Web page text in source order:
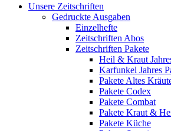
Unsere Zeitschriften
Gedruckte Ausgaben
Einzelhefte
Zeitschriften Abos
Zeitschriften Pakete
Heil & Kraut
Karfunkel Jahres
Pakete Altes
Pakete Codex
Pakete Combat
Pakete Kraut &
Pakete Küche